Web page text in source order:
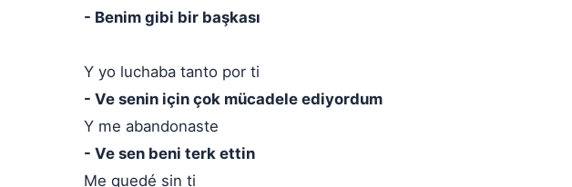
- Benim gibi bir başkası
Y yo luchaba tanto por ti
- Ve senin için çok mücadele ediyordum
Y me abandonaste
- Ve sen beni terk ettin
Me quedé sin ti